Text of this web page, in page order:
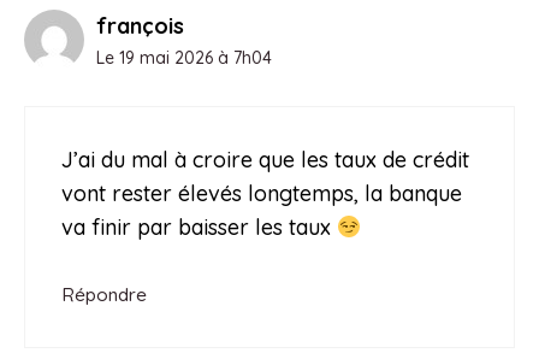
françois
Le 19 mai 2026 à 7h04
J’ai du mal à croire que les taux de crédit
vont rester élevés longtemps, la banque
va finir par baisser les taux
Répondre